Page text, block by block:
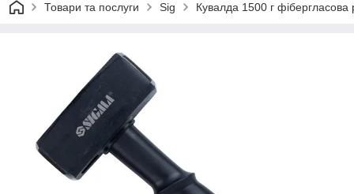
Товари та послуги Sig Кувалда 1500 г